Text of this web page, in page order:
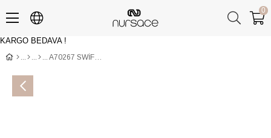
KARGO BEDAVA !
0
A70267 SWİF+PİTON Kahve